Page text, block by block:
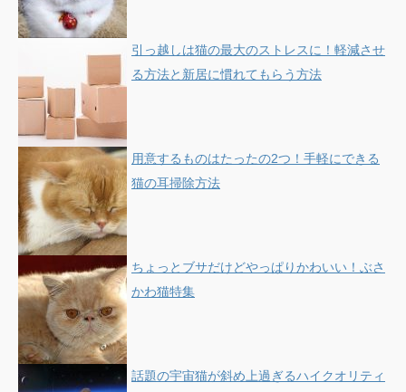
引っ越しは猫の最大のストレスに！軽減させ
る方法と新居に慣れてもらう方法
用意するものはたったの2つ！手軽にできる
猫の耳掃除方法
ちょっとブサだけどやっぱりかわいい！ぶさ
かわ猫特集
話題の宇宙猫が斜め上過ぎるハイクオリティ